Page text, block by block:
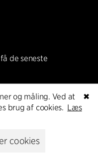
de seneste
✖
og måling. Ved at
brug af cookies. Læs
cookies